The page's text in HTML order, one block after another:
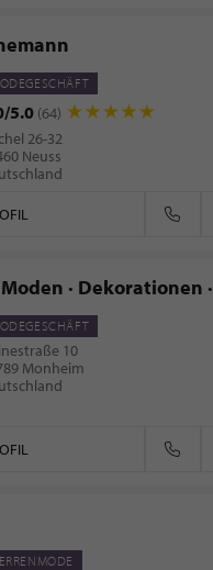
5.0 (64)
26-32
Neuss
· Dekorationen ·
10
Monheim